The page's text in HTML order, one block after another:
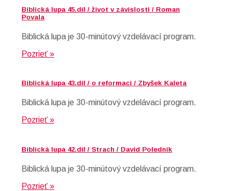
Biblická lupa 45.díl / život v závislosti / Roman
Povala
Biblická lupa je 30-minútový vzdelávací program.
Pozrieť »
Biblická lupa 43.díl / o reformaci / Zbyšek Kaleta
Biblická lupa je 30-minútový vzdelávací program.
Pozrieť »
Biblická lupa 42.díl / Strach / David Polednik
Biblická lupa je 30-minútový vzdelávací program.
Pozrieť »